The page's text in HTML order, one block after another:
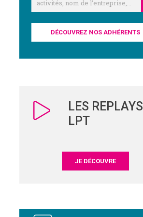
DÉCOUVREZ NOS ADHÉRENTS
LES REPLAYS
LPT
JE DÉCOUVRE